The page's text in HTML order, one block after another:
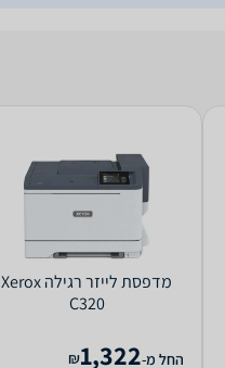
‏מדפסת לייזר ‏רגילה Xerox
C320
החל מ-1,322
₪